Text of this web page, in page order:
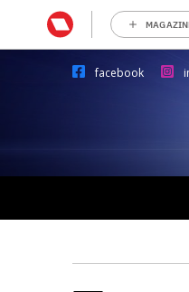
facebook